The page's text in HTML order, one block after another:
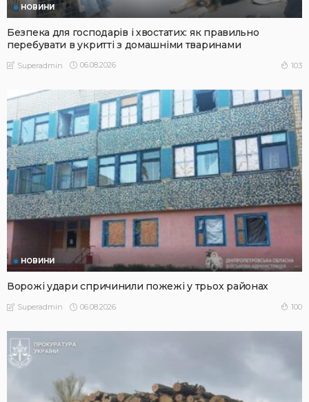
НОВИНИ
Безпека для господарів і хвостатих: як правильно
перебувати в укритті з домашніми тваринами
Superadmin 06.08.2026 103
НОВИНИ
Ворожі удари спричинили пожежі у трьох районах
Superadmin 06.08.2026 100